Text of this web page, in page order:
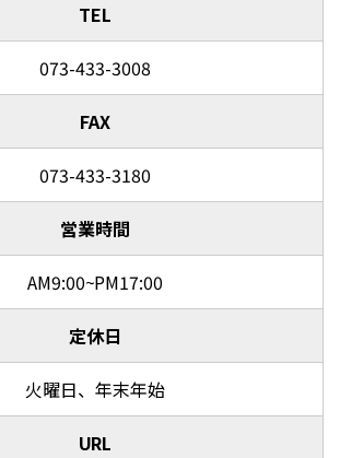
TEL
073-433-3008
FAX
073-433-3180
営業時間
AM9:00~PM17:00
定休日
火曜日、年末年始
URL